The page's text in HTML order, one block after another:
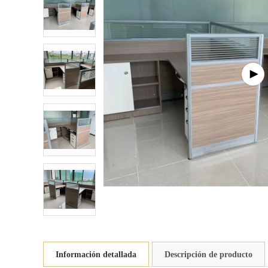
Información detallada Descripción de producto